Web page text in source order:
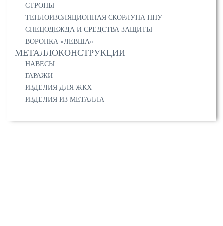
СТРОПЫ
ТЕПЛОИЗОЛЯЦИОННАЯ СКОРЛУПА ППУ
СПЕЦОДЕЖДА И СРЕДСТВА ЗАЩИТЫ
ВОРОНКА «ЛЕВША»
МЕТАЛЛОКОНСТРУКЦИИ
НАВЕСЫ
ГАРАЖИ
ИЗДЕЛИЯ ДЛЯ ЖКХ
ИЗДЕЛИЯ ИЗ МЕТАЛЛА